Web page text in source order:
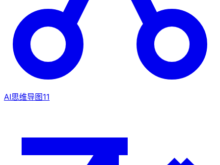
AI思维导图11